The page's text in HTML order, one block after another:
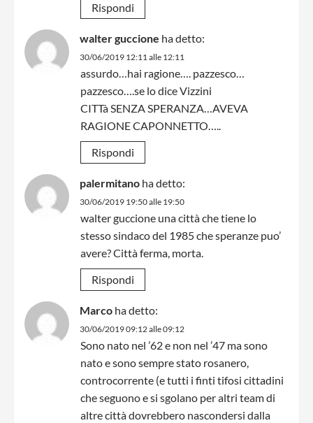
Rispondi
walter guccione ha detto:
30/06/2019 12:11 alle 12:11
assurdo…hai ragione…. pazzesco…
pazzesco….se lo dice Vizzini
CITTà SENZA SPERANZA…AVEVA
RAGIONE CAPONNETTO…..
Rispondi
palermitano ha detto:
30/06/2019 19:50 alle 19:50
walter guccione una città che tiene lo
stesso sindaco del 1985 che speranze puo’
avere? Città ferma, morta.
Rispondi
Marco ha detto:
30/06/2019 09:12 alle 09:12
Sono nato nel ’62 e non nel ’47 ma sono
nato e sono sempre stato rosanero,
controcorrente (e tutti i finti tifosi cittadini
che seguono e si sgolano per altri team di
altre città dovrebbero nascondersi dalla